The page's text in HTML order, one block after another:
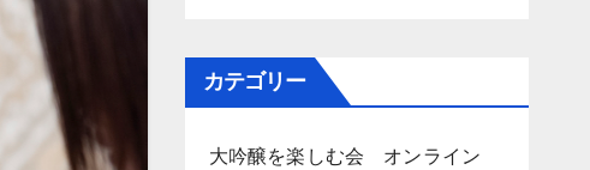
カテゴリー
大吟醸を楽しむ会 オンライン